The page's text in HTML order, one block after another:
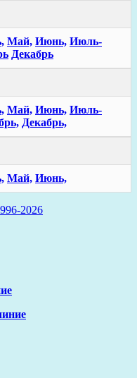
Май, Июнь, Июль-
Декабрь
Май, Июнь, Июль-
Декабрь,
Май, Июнь,
2026